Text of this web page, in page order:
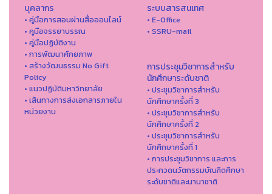
บุคลากร
• คู่มือการสอนผ่านสื่อออนไลน์
• คูมือจรรยาบรรณ
• คู่มือปฏิบัติงาน
• การพัฒนาศักยภาพ
• สร้างวัฒนธรรม No Gift
Policy
• แนวปฏิบัติมหาวิทยาลัย
• เส้นทางการส่งเอกสารภายใน
หน่วยงาน
ระบบสารสนเทศ
• E-Office
• SSRU-mail
การประชุมวิชาการสำหรับ
นักศึกษาระดับชาติ
• ประชุมวิชาการสำหรับ
นักศึกษาครั้งที่ 3
• ประชุมวิชาการสำหรับ
นักศึกษาครั้งที่ 2
• ประชุมวิชาการสำหรับ
นักศึกษาครั้งที่ 1
• การประชุมวิชาการ และการ
ประกวดนวัตกรรมบัณฑิตศึกษา
ระดับชาติและนานาชาติ